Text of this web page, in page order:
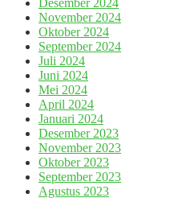
Desember 2024
November 2024
Oktober 2024
September 2024
Juli 2024
Juni 2024
Mei 2024
April 2024
Januari 2024
Desember 2023
November 2023
Oktober 2023
September 2023
Agustus 2023